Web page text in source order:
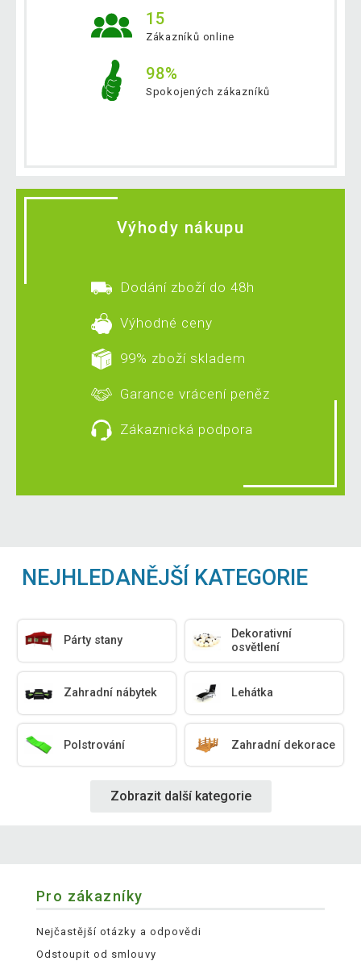
15
Zákazníků online
98%
Spokojených zákazníků
Výhody nákupu
Dodání zboží do 48h
Výhodné ceny
99% zboží skladem
Garance vrácení peněz
Zákaznická podpora
NEJHLEDANĚJŠÍ KATEGORIE
Párty stany
Dekorativní
osvětlení
Zahradní nábytek Lehátka
Polstrování Zahradní dekorace
Zobrazit další kategorie
Pro zákazníky
Nejčastější otázky a odpovědi
Odstoupit od smlouvy